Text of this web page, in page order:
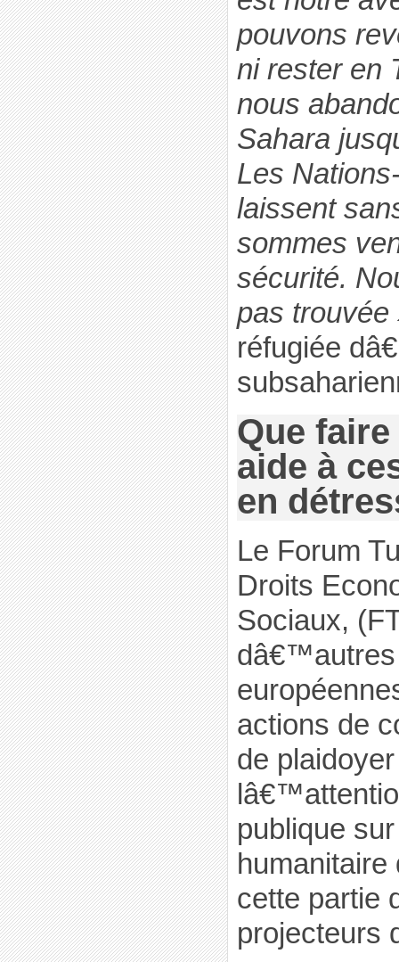
pouvons
ni rester en
nous
Sahara
Les
laissent
sommes
sécurité.
pas trouvée
réfugiée
Que
aide à
en
Le Forum
Droits
Sociaux,
dâ€™autres
actions de
de
publique
humanitaire
cette partie
projecteurs